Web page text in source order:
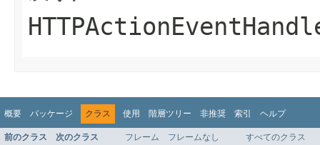
概要 パッケージ クラス 使用 階層ツリー 非推奨 索引 ヘルプ
前のクラス 次のクラス フレーム フレームなし
すべてのクラス